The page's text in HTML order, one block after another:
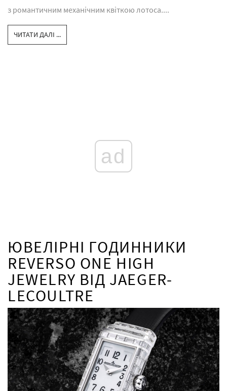
з романтичним механічним квіткою лотоса....
ЧИТАТИ ДАЛІ ...
ad
ЮВЕЛІРНІ ГОДИННИКИ
REVERSO ONE HIGH
JEWELRY ВІД JAEGER-
LECOULTRE